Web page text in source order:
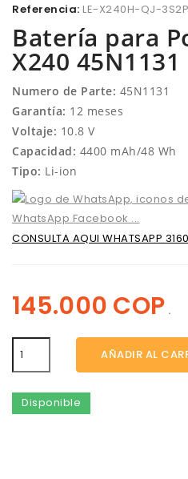
Referencia: LE-X240H-QJ-3S2P
Batería para
X240 45N1131
Numero de Parte: 45N1131
Garantía: 12 meses
Voltaje: 10.8 V
Capacidad: 4400 mAh/48 Wh
Tipo: Li-ion
CONSULTA AQUI WHATSAPP
145.000 COP .
AÑADIR AL
Disponible